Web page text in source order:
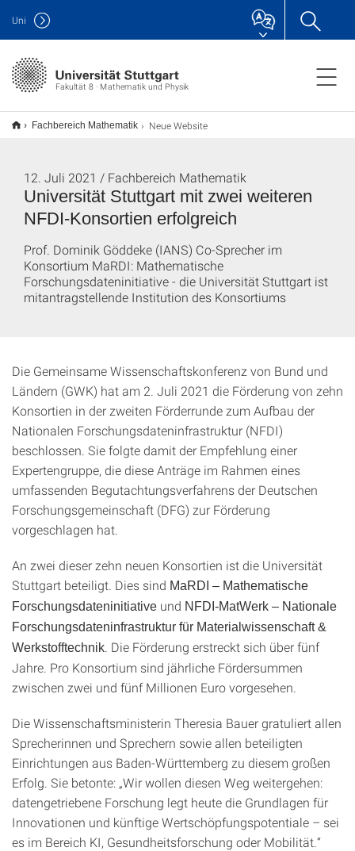
Fakultät 8 · Mathematik und Physik
Uni
Fachbereich Mathematik Neue Website
Universität Stuttgart mit zwei weiteren
NFDI-Konsortien erfolgreich
12. Juli 2021 / Fachbereich Mathematik
Prof. Dominik Göddeke (IANS) Co-Sprecher im
Konsortium MaRDI: Mathematische
Forschungsdateninitiative - die Universität Stuttgart ist
mitantragstellende Institution des Konsortiums
Die Gemeinsame Wissenschaftskonferenz von Bund und
Ländern (GWK) hat am 2. Juli 2021 die Förderung von zehn
Konsortien in der zweiten Förderrunde zum Aufbau der
Nationalen Forschungsdateninfrastruktur (NFDI)
beschlossen. Sie folgte damit der Empfehlung einer
Expertengruppe, die diese Anträge im Rahmen eines
umfassenden Begutachtungsverfahrens der Deutschen
Forschungsgemeinschaft (DFG) zur Förderung
vorgeschlagen hat.
An zwei dieser zehn neuen Konsortien ist die Universität
Stuttgart beteiligt. Dies sind MaRDI – Mathematische
Forschungsdateninitiative und NFDI-MatWerk – Nationale
Forschungsdateninfrastruktur für Materialwissenschaft &
Werkstofftechnik . Die Förderung erstreckt sich über fünf
Jahre. Pro Konsortium sind jährliche Fördersummen
zwischen zwei und fünf Millionen Euro vorgesehen.
Die Wissenschaftsministerin Theresia Bauer gratuliert allen
Sprecherinnen und Sprechern sowie allen beteiligten
Einrichtungen aus Baden-Württemberg zu diesem großen
Erfolg. Sie betonte: „Wir wollen diesen Weg weitergehen:
datengetriebene Forschung legt heute die Grundlagen für
Innovationen und künftige Wertschöpfungspotentiale – sei
es im Bereich KI, Gesundheitsforschung oder Mobilität.“